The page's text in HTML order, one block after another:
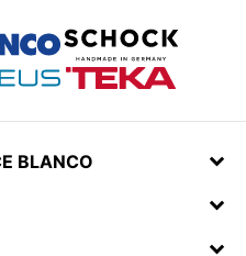
BLANCO